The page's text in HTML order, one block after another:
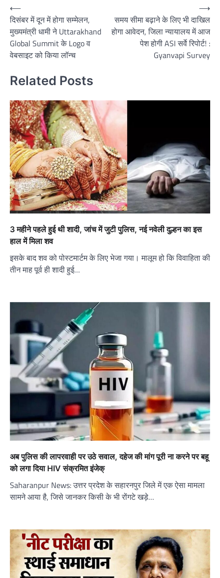
Post
navigation
⟵
दिसंबर में दून में होगा सम्मेलन,
मुख्यमंत्री धामी ने Uttarakhand
Global Summit के Logo व
वेबसाइट को किया लॉन्च
समय सीमा बढ़ाने के लिए भी दाखिल
होगा आवेदन, जिला न्यायालय में आज
पेश होगी ASI सर्वे रिपोर्ट! :
Gyanvapi Survey
⟶
Related Posts
3 महीने पहले हुई थी शादी, जांच में जुटी पुलिस, नई नवेली दुल्हन का इस
हाल में मिला शव
इसके बाद शव को पोस्टमार्टम के लिए भेजा गया। मालूम हो कि विवाहिता की
तीन माह पूर्व ही शादी हुई…
अब पुलिस की लापरवाही पर उठे सवाल, दहेज की मांग पूरी ना करने पर बहू
को लगा दिया HIV संक्रमित इंजेक्
Saharanpur News: उत्तर प्रदेश के सहारनपुर जिले में एक ऐसा मामला
सामने आया है, जिसे जानकर किसी के भी रोंगटे खड़े…